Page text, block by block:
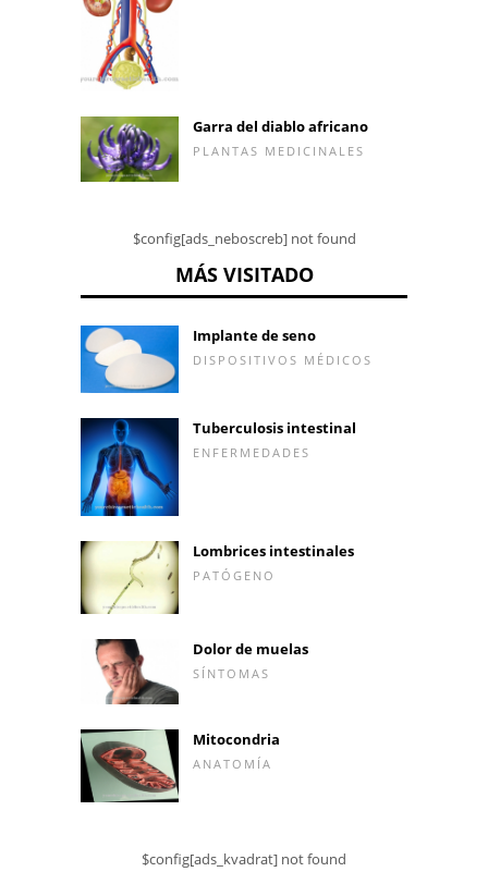
Garra del diablo africano
PLANTAS MEDICINALES
$config[ads_neboscreb] not found
MÁS VISITADO
Implante de seno
DISPOSITIVOS MÉDICOS
Tuberculosis intestinal
ENFERMEDADES
Lombrices intestinales
PATÓGENO
Dolor de muelas
SÍNTOMAS
Mitocondria
ANATOMÍA
$config[ads_kvadrat] not found